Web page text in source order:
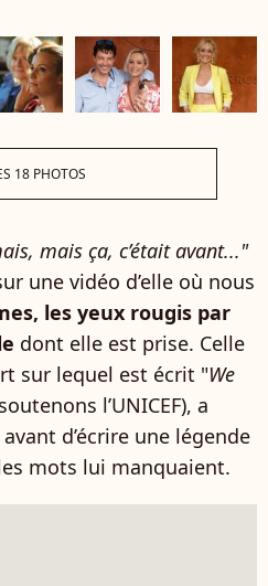
18 PHOTOS
mais ça, c’était avant..."
une vidéo d’elle où nous
les yeux rougis par
dont elle est prise. Celle
sur lequel est écrit "We
l’UNICEF), a
avant d’écrire une légende
mots lui manquaient.